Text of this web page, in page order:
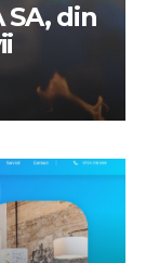
SA, din